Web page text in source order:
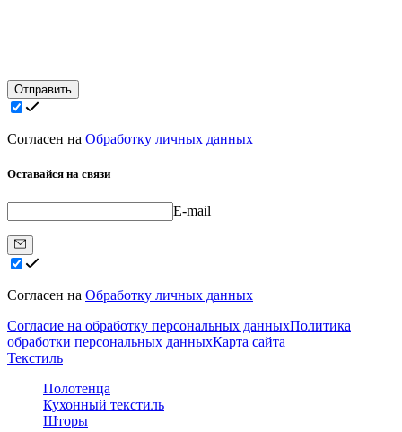
Отправить
Согласен на Обработку личных данных
Оставайся на связи
E-mail
Согласен на Обработку личных данных
Согласие на обработку персональных данныхПолитика
обработки персональных данныхКарта сайта
Текстиль
Полотенца
Кухонный текстиль
Шторы